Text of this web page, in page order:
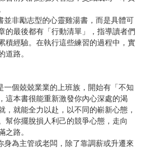
並非勵志型的心靈雞湯書，而是具體可
的最後都有「行動清單」，指導讀者們
積經驗。在執行這些練習的過程中，實
道路。
一個兢兢業業的上班族，開始有「不知
這本書很能重新激發你內心深處的渴
，就能全力以赴，以不同的嶄新心態，
幫你擺脫損人利己的競爭心態，走向
之路。
身為主管或老闆，除了靠調薪或升遷來